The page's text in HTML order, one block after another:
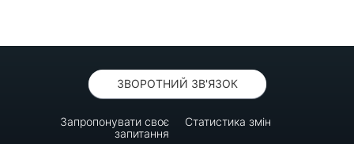
ЗВОРОТНИЙ ЗВ'ЯЗОК
Запропонувати своє
запитання
Статистика змін